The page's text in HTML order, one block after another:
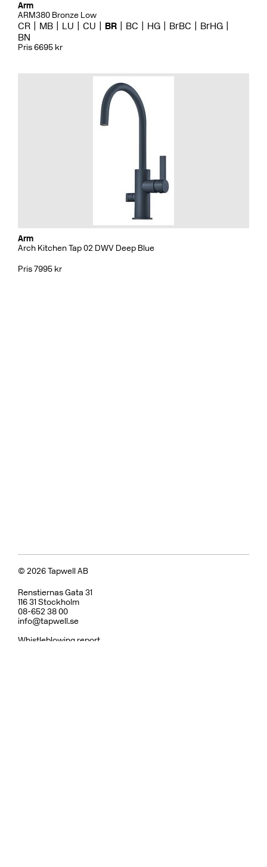
Arm
ARM380 Bronze Low
CR MB LU CU BR BC HG BrBC
BrHG
BN
Pris 6695 kr
Arm
Arch Kitchen Tap 02 DWV Deep Blue
Pris 7995 kr
© 2026 Tapwell AB
Renstiernas Gata 31
116 31 Stockholm
08-652 38 00
info@tapwell.se
Whistleblowing report